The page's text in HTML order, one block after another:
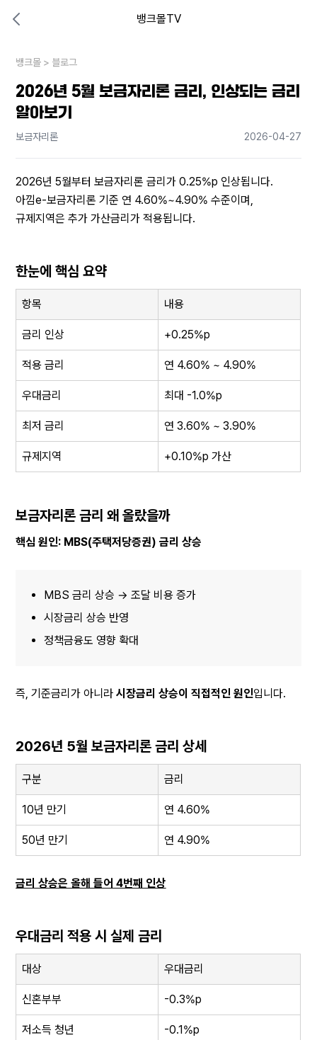
뱅크몰TV
내 상황엔 어떤 방법이 있을까?
뱅크몰 > 블로그
2026년 5월 보금자리론 금리, 인상되는 금리
알아보기
보금자리론 2026-04-27
2026년 5월부터 보금자리론 금리가 0.25%p 인상됩니다.
아낌e-보금자리론 기준 연 4.60%~4.90% 수준이며,
규제지역은 추가 가산금리가 적용됩니다.
한눈에 핵심 요약
항목 내용
금리 인상 +0.25%p
적용 금리 연 4.60% ~ 4.90%
우대금리 최대 -1.0%p
최저 금리 연 3.60% ~ 3.90%
규제지역 +0.10%p 가산
보금자리론 금리 왜 올랐을까
핵심 원인: MBS(주택저당증권) 금리 상승
MBS 금리 상승 → 조달 비용 증가
시장금리 상승 반영
정책금융도 영향 확대
즉, 기준금리가 아니라 시장금리 상승이 직접적인 원인입니다.
2026년 5월 보금자리론 금리 상세
구분 금리
10년 만기 연 4.60%
50년 만기 연 4.90%
금리 상승은 올해 들어 4번째 인상
우대금리 적용 시 실제 금리
대상 우대금리
신혼부부 -0.3%p
저소득 청년 -0.1%p